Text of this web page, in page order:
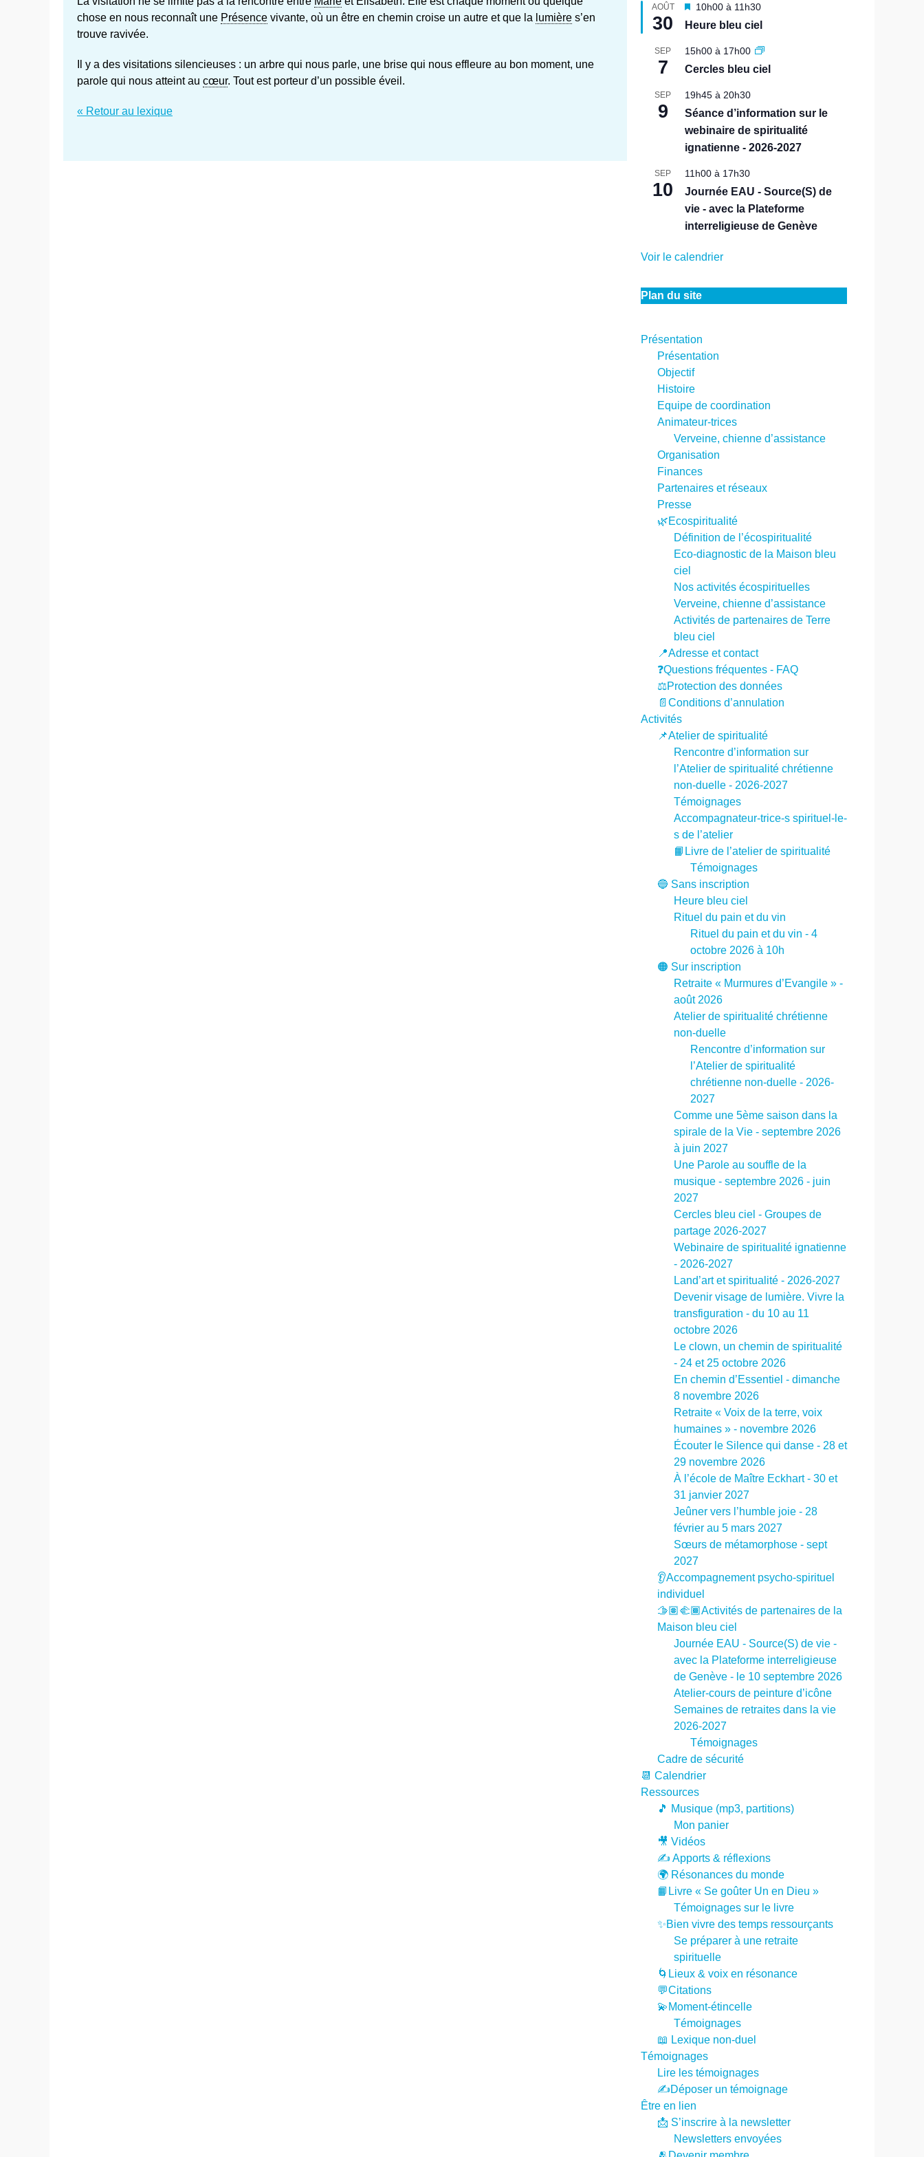
chose en nous reconnaît une Présence vivante, où un être en chemin croise un autre et que la lumière s’en
trouve ravivée.
Il y a des visitations silencieuses : un arbre qui nous parle, une brise qui nous effleure au bon moment, une
parole qui nous atteint au cœur. Tout est porteur d’un possible éveil.
« Retour au lexique
AOÛT
30
M
s
e
a
a
n
10h00 à 11h30
Heure bleu ciel
SEP
7
15h00 à 17h00
Cercles bleu ciel
SEP
9
19h45 à 20h30
Séance d’information sur le
webinaire de spiritualité
ignatienne - 2026-2027
SEP
10
11h00 à 17h30
Journée EAU - Source(S) de
vie - avec la Plateforme
interreligieuse de Genève
Voir le calendrier
Plan du site
Présentation
Présentation
Objectif
Histoire
Equipe de coordination
Animateur-trices
Verveine, chienne d’assistance
Organisation
Finances
Partenaires et réseaux
Presse
🌿Ecospiritualité
Définition de l’écospiritualité
Eco-diagnostic de la Maison bleu
ciel
Nos activités écospirituelles
Verveine, chienne d’assistance
Activités de partenaires de Terre
bleu ciel
📍Adresse et contact
❓Questions fréquentes - FAQ
⚖️Protection des données
📄Conditions d’annulation
Activités
📌Atelier de spiritualité
Rencontre d’information sur
l’Atelier de spiritualité chrétienne
non-duelle - 2026-2027
Témoignages
Accompagnateur-trice-s spirituel-le-
s de l’atelier
📙Livre de l’atelier de spiritualité
Témoignages
🔵 Sans inscription
Heure bleu ciel
Rituel du pain et du vin
Rituel du pain et du vin - 4
octobre 2026 à 10h
🟠 Sur inscription
Retraite « Murmures d’Evangile » -
août 2026
Atelier de spiritualité chrétienne
non-duelle
Rencontre d’information sur
l’Atelier de spiritualité
chrétienne non-duelle - 2026-
2027
Comme une 5ème saison dans la
spirale de la Vie - septembre 2026
à juin 2027
Une Parole au souffle de la
musique - septembre 2026 - juin
2027
Cercles bleu ciel - Groupes de
partage 2026-2027
Webinaire de spiritualité ignatienne
- 2026-2027
Land’art et spiritualité - 2026-2027
Devenir visage de lumière. Vivre la
transfiguration - du 10 au 11
octobre 2026
Le clown, un chemin de spiritualité
- 24 et 25 octobre 2026
En chemin d’Essentiel - dimanche
8 novembre 2026
Retraite « Voix de la terre, voix
humaines » - novembre 2026
Écouter le Silence qui danse - 28 et
29 novembre 2026
À l’école de Maître Eckhart - 30 et
31 janvier 2027
Jeûner vers l’humble joie - 28
février au 5 mars 2027
Sœurs de métamorphose - sept
2027
👂Accompagnement psycho-spirituel
individuel
🫱🏽‍🫲🏾Activités de partenaires de la
Maison bleu ciel
Journée EAU - Source(S) de vie -
avec la Plateforme interreligieuse
de Genève - le 10 septembre 2026
Atelier-cours de peinture d’icône
Semaines de retraites dans la vie
2026-2027
Témoignages
Cadre de sécurité
📆 Calendrier
Ressources
🎵 Musique (mp3, partitions)
Mon panier
🎥 Vidéos
✍️ Apports & réflexions
🌍 Résonances du monde
📙Livre « Se goûter Un en Dieu »
Témoignages sur le livre
✨Bien vivre des temps ressourçants
Se préparer à une retraite
spirituelle
🌀Lieux & voix en résonance
💬Citations
💫Moment-étincelle
Témoignages
📖 Lexique non-duel
Témoignages
Lire les témoignages
✍️Déposer un témoignage
Être en lien
📩 S’inscrire à la newsletter
Newsletters envoyées